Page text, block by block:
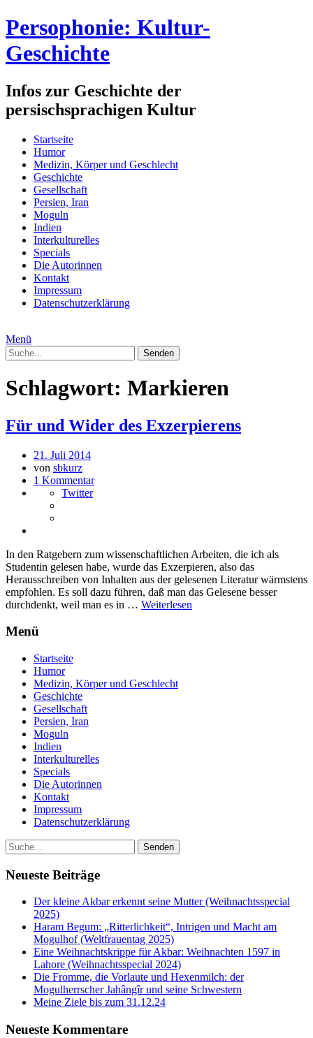
Persophonie: Kultur-
Geschichte
Infos zur Geschichte der
persischsprachigen Kultur
Startseite
Humor
Medizin, Körper und Geschlecht
Geschichte
Gesellschaft
Persien, Iran
Moguln
Indien
Interkulturelles
Specials
Die Autorinnen
Kontakt
Impressum
Datenschutzerklärung
Menü
Schlagwort: Markieren
Für und Wider des Exzerpierens
21. Juli 2014
von sbkurz
1 Kommentar
Twitter
In den Ratgebern zum wissenschaftlichen Arbeiten, die ich als
Studentin gelesen habe, wurde das Exzerpieren, also das
Herausschreiben von Inhalten aus der gelesenen Literatur wärmstens
empfohlen. Es soll dazu führen, daß man das Gelesene besser
durchdenkt, weil man es in … Weiterlesen
Menü
Startseite
Humor
Medizin, Körper und Geschlecht
Geschichte
Gesellschaft
Persien, Iran
Moguln
Indien
Interkulturelles
Specials
Die Autorinnen
Kontakt
Impressum
Datenschutzerklärung
Neueste Beiträge
Der kleine Akbar erkennt seine Mutter (Weihnachtsspecial
2025)
Haram Begum: „Ritterlichkeit“, Intrigen und Macht am
Mogulhof (Weltfrauentag 2025)
Eine Weihnachtskrippe für Akbar: Weihnachten 1597 in
Lahore (Weihnachtsspecial 2024)
Die Fromme, die Vorlaute und Hexenmilch: der
Mogulherrscher Jahângîr und seine Schwestern
Meine Ziele bis zum 31.12.24
Neueste Kommentare